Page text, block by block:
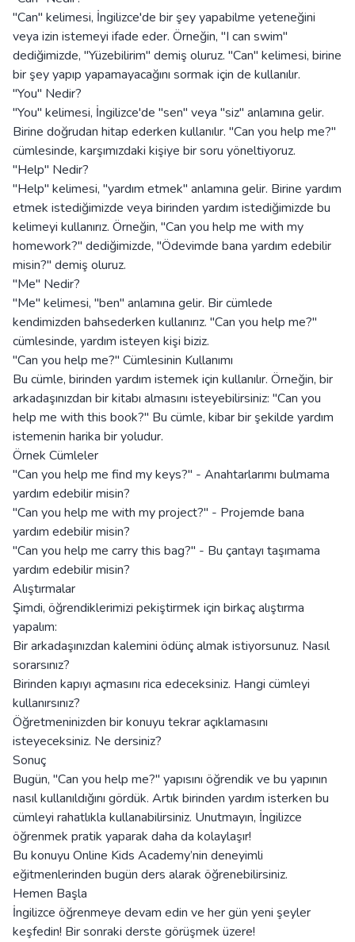
"Can" kelimesi, İngilizce'de bir şey yapabilme yeteneğini
veya izin istemeyi ifade eder. Örneğin, "I can swim"
dediğimizde, "Yüzebilirim" demiş oluruz. "Can" kelimesi, birine
bir şey yapıp yapamayacağını sormak için de kullanılır.
"You" Nedir?
"You" kelimesi, İngilizce'de "sen" veya "siz" anlamına gelir.
Birine doğrudan hitap ederken kullanılır. "Can you help me?"
cümlesinde, karşımızdaki kişiye bir soru yöneltiyoruz.
"Help" Nedir?
"Help" kelimesi, "yardım etmek" anlamına gelir. Birine yardım
etmek istediğimizde veya birinden yardım istediğimizde bu
kelimeyi kullanırız. Örneğin, "Can you help me with my
homework?" dediğimizde, "Ödevimde bana yardım edebilir
misin?" demiş oluruz.
"Me" Nedir?
"Me" kelimesi, "ben" anlamına gelir. Bir cümlede
kendimizden bahsederken kullanırız. "Can you help me?"
cümlesinde, yardım isteyen kişi biziz.
"Can you help me?" Cümlesinin Kullanımı
Bu cümle, birinden yardım istemek için kullanılır. Örneğin, bir
arkadaşınızdan bir kitabı almasını isteyebilirsiniz: "Can you
help me with this book?" Bu cümle, kibar bir şekilde yardım
istemenin harika bir yoludur.
Örnek Cümleler
"Can you help me find my keys?" - Anahtarlarımı bulmama
yardım edebilir misin?
"Can you help me with my project?" - Projemde bana
yardım edebilir misin?
"Can you help me carry this bag?" - Bu çantayı taşımama
yardım edebilir misin?
Alıştırmalar
Şimdi, öğrendiklerimizi pekiştirmek için birkaç alıştırma
yapalım:
Bir arkadaşınızdan kalemini ödünç almak istiyorsunuz. Nasıl
sorarsınız?
Birinden kapıyı açmasını rica edeceksiniz. Hangi cümleyi
kullanırsınız?
Öğretmeninizden bir konuyu tekrar açıklamasını
isteyeceksiniz. Ne dersiniz?
Sonuç
Bugün, "Can you help me?" yapısını öğrendik ve bu yapının
nasıl kullanıldığını gördük. Artık birinden yardım isterken bu
cümleyi rahatlıkla kullanabilirsiniz. Unutmayın, İngilizce
öğrenmek pratik yaparak daha da kolaylaşır!
Bu konuyu Online Kids Academy’nin deneyimli
eğitmenlerinden bugün ders alarak öğrenebilirsiniz.
Hemen Başla
İngilizce öğrenmeye devam edin ve her gün yeni şeyler
keşfedin! Bir sonraki derste görüşmek üzere!